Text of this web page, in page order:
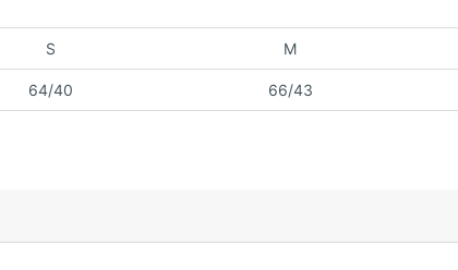
S
M
64/40 66/43